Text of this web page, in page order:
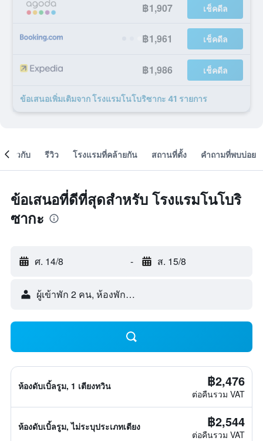
฿1,907 เช็คดีล
฿1,961 เช็คดีล
฿1,986 เช็คดีล
ข้อเสนอเพิ่มเติมจาก โรงแรมโนโบริซากะ 41 รายการ
เกี่ยวกับ รีวิว โรงแรมที่คล้ายกัน สถานที่ตั้ง คำถามที่พบบ่อย
ข้อเสนอที่ดีที่สุดสำหรับ โรงแรมโนโบริ
ซากะ
ศ. 14/8 - ส. 15/8
ผู้เข้าพัก 2 คน, ห้องพัก 1 ห้อง
ห้องดับเบิ้ลรูม, 1 เตียงทวิน ฿2,476
ต่อคืนรวม VAT
ห้องดับเบิ้ลรูม, ไม่ระบุประเภทเตียง ฿2,544
ต่อคืนรวม VAT